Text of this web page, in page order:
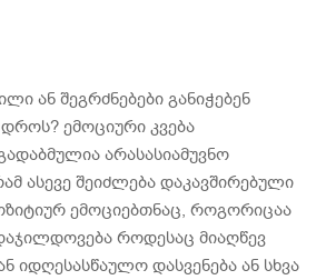
ან შეგრძნებები განიჭებენ
ემოციური კვება
არასასიამუვნო
ასევე შეიძლება დაკავშირებული
ემოციებთნაც, როგორიცაა
როდესაც მიაღწევ
იდღესასწაულო დასვენება ან სხვა